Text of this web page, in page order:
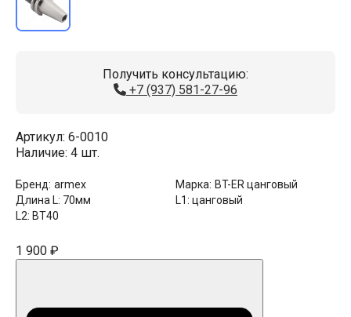
Получить консультацию:
+7 (937) 581-27-96
Артикул: 6-0010
Наличие: 4 шт.
Бренд: armex Марка: BT-ER цанговый
Длина L: 70мм L1: цанговый
L2: BT40
1 900 ₽